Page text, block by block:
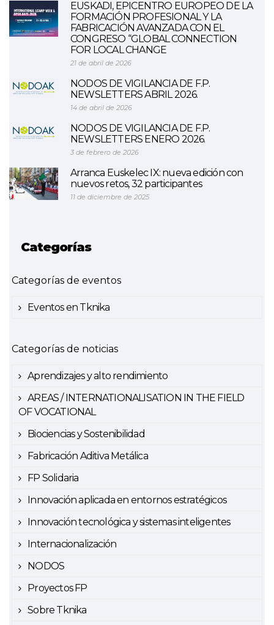
EUSKADI, EPICENTRO EUROPEO DE LA
FORMACIÓN PROFESIONAL Y LA
FABRICACIÓN AVANZADA CON EL
CONGRESO “GLOBAL CONNECTION
FOR LOCAL CHANGE
21 de abril de 2026
NODOS DE VIGILANCIA DE F.P.
NEWSLETTERS ABRIL 2026.
14 de abril de 2026
NODOS DE VIGILANCIA DE F.P.
NEWSLETTERS ENERO 2026.
3 de febrero de 2026
Arranca Euskelec IX: nueva edición con
nuevos retos, 32 participantes
11 de diciembre de 2025
Categorías
Categorías de eventos
Eventos en Tknika
Categorías de noticias
Aprendizajes y alto rendimiento
AREAS / INTERNATIONALISATION IN THE FIELD
OF VOCATIONAL
Biociencias y Sostenibilidad
Fabricación Aditiva Metálica
FP Solidaria
Innovación aplicada en entornos estratégicos
Innovación tecnológica y sistemas inteligentes
Internacionalización
NODOS
Proyectos FP
Sobre Tknika